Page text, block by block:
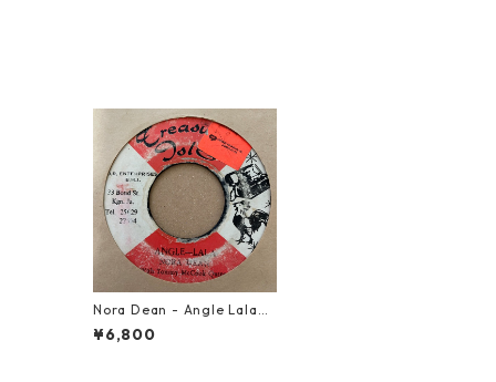
Nora Dean - Angle Lala
【7-21251】
¥6,800